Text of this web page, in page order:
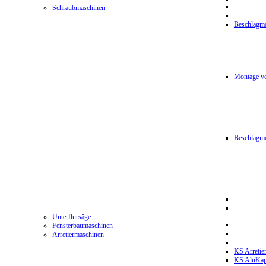
Schraubmaschinen
Montage
Unterflursäge
Fensterbaumaschinen
Arretiermaschinen
KS
KS